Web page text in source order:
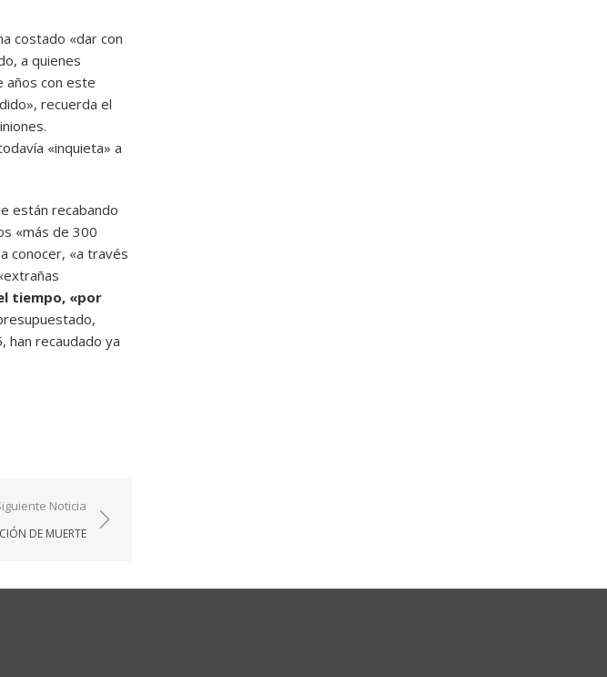
costado «dar con
a quienes
años con este
recuerda el
«inquieta» a
están recabando
«más de 300
conocer, «a través
tiempo, «por
han recaudado ya
Noticia
DE MUERTE